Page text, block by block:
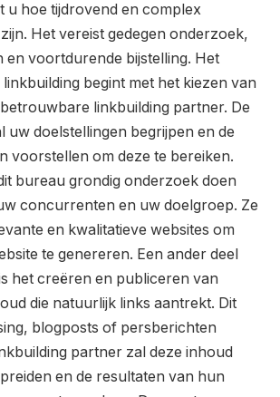
u hoe tijdrovend en complex
Het vereist gedegen onderzoek,
en voortdurende bijstelling. Het
begint met het kiezen van
linkbuilding partner. De
uw doelstellingen begrijpen en de
voorstellen om deze te bereiken.
bureau grondig onderzoek doen
concurrenten en uw doelgroep. Ze
en kwalitatieve websites om
te genereren. Een ander deel
het creëren en publiceren van
die natuurlijk links aantrekt. Dit
blogposts of persberichten
partner zal deze inhoud
en de resultaten van hun